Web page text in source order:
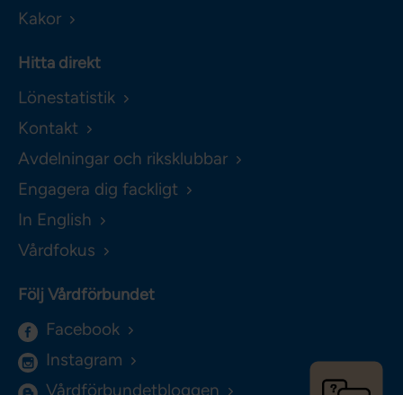
Kakor
Hitta direkt
Lönestatistik
Kontakt
Avdelningar och riksklubbar
Engagera dig fackligt
In English
Vårdfokus
Följ Vårdförbundet
Facebook
Instagram
Vårdförbundetbloggen